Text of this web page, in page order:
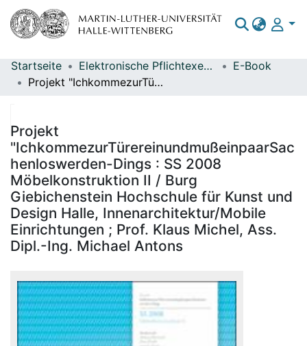
Bereiche & Sammlungen
Statistiken
Startseite Elektronische Pflichtexemplare
E-Book
Projekt "IchkommezurTürereinundmußeinpaarSachenloswerden-Dings : SS 2008 Möbelkonstruktion II / Burg Giebichenstein Hochschule für Kunst und Design Halle, Innenarchitektur/Mobile Einrichtungen ; Prof. Klaus Michel, Ass. Dipl.-Ing. Michael Antons
Projekt
"IchkommezurTürereinundmußeinpaarSac
henloswerden-Dings : SS 2008
Möbelkonstruktion II / Burg
Giebichenstein Hochschule für Kunst und
Design Halle, Innenarchitektur/Mobile
Einrichtungen ; Prof. Klaus Michel, Ass.
Dipl.-Ing. Michael Antons